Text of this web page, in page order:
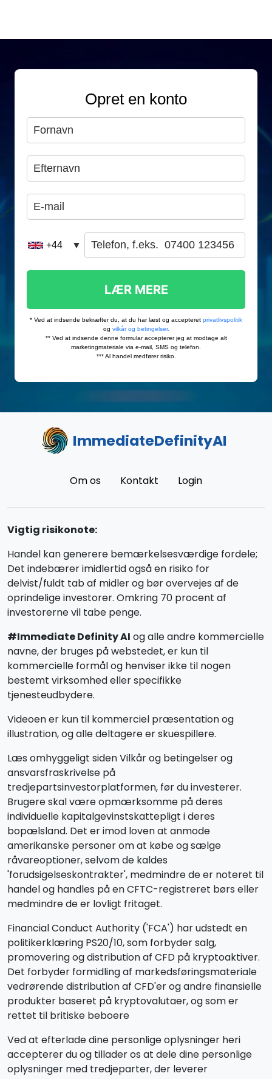
ImmediateDefinityAI
Om os Kontakt Login
Vigtig risikonote:
Handel kan generere bemærkelsesværdige fordele;
Det indebærer imidlertid også en risiko for
delvist/fuldt tab af midler og bør overvejes af de
oprindelige investorer. Omkring 70 procent af
investorerne vil tabe penge.
#Immediate Definity AI og alle andre kommercielle
navne, der bruges på webstedet, er kun til
kommercielle formål og henviser ikke til nogen
bestemt virksomhed eller specifikke
tjenesteudbydere.
Videoen er kun til kommerciel præsentation og
illustration, og alle deltagere er skuespillere.
Læs omhyggeligt siden Vilkår og betingelser og
ansvarsfraskrivelse på
tredjepartsinvestorplatformen, før du investerer.
Brugere skal være opmærksomme på deres
individuelle kapitalgevinstskattepligt i deres
bopælsland. Det er imod loven at anmode
amerikanske personer om at købe og sælge
råvareoptioner, selvom de kaldes
'forudsigelseskontrakter', medmindre de er noteret til
handel og handles på en CFTC-registreret børs eller
medmindre de er lovligt fritaget.
Financial Conduct Authority ('FCA') har udstedt en
politikerklæring PS20/10, som forbyder salg,
promovering og distribution af CFD på kryptoaktiver.
Det forbyder formidling af markedsføringsmateriale
vedrørende distribution af CFD'er og andre finansielle
produkter baseret på kryptovalutaer, og som er
rettet til britiske beboere
Ved at efterlade dine personlige oplysninger heri
accepterer du og tillader os at dele dine personlige
oplysninger med tredjeparter, der leverer